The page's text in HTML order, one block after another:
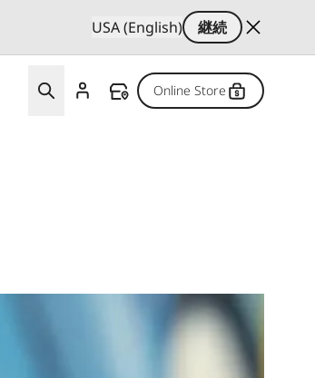
USA (English)
継続
Online Store